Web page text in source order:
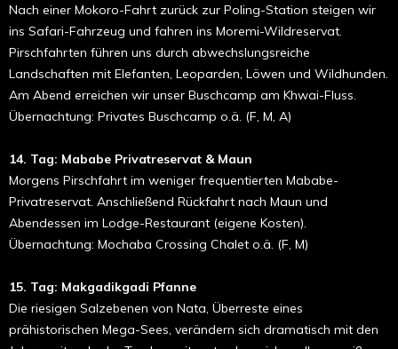
Nach einer Mokoro-Fahrt zurück zur Poling-Station steigen wir
ins Safari-Fahrzeug und fahren ins Moremi-Wildreservat.
Pirschfahrten führen uns durch abwechslungsreiche
Landschaften mit Elefanten, Leoparden, Löwen und Wildhunden.
Am Abend erreichen wir unser Buschcamp am Khwai-Fluss.
Übernachtung: Privates Buschcamp o.ä. (F, M, A)
14. Tag: Mababe Privatreservat & Maun
Morgens Pirschfahrt im weniger frequentierten Mababe-
Privatreservat. Anschließend Rückfahrt nach Maun und
Abendessen im Lodge-Restaurant (eigene Kosten).
Übernachtung: Mochaba Crossing Chalet o.ä. (F, M)
15. Tag: Makgadikgadi Pfanne
Die riesigen Salzebenen von Nata, Überreste eines
prähistorischen Mega-Sees, verändern sich dramatisch mit den